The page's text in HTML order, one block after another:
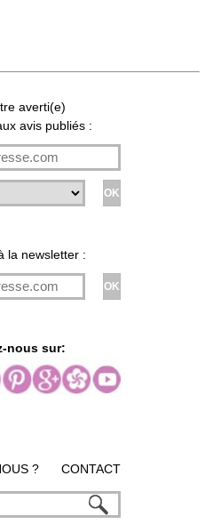
averti(e)
avis publiés :
la newsletter :
nous sur:
? CONTACT